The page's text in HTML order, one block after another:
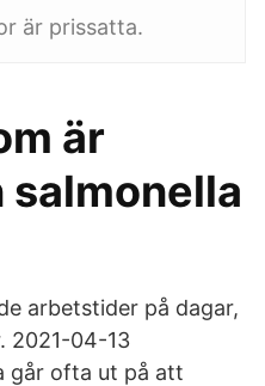
är prissatta.
är
salmonella
arbetstider på dagar,
2021-04-13
går ofta ut på att